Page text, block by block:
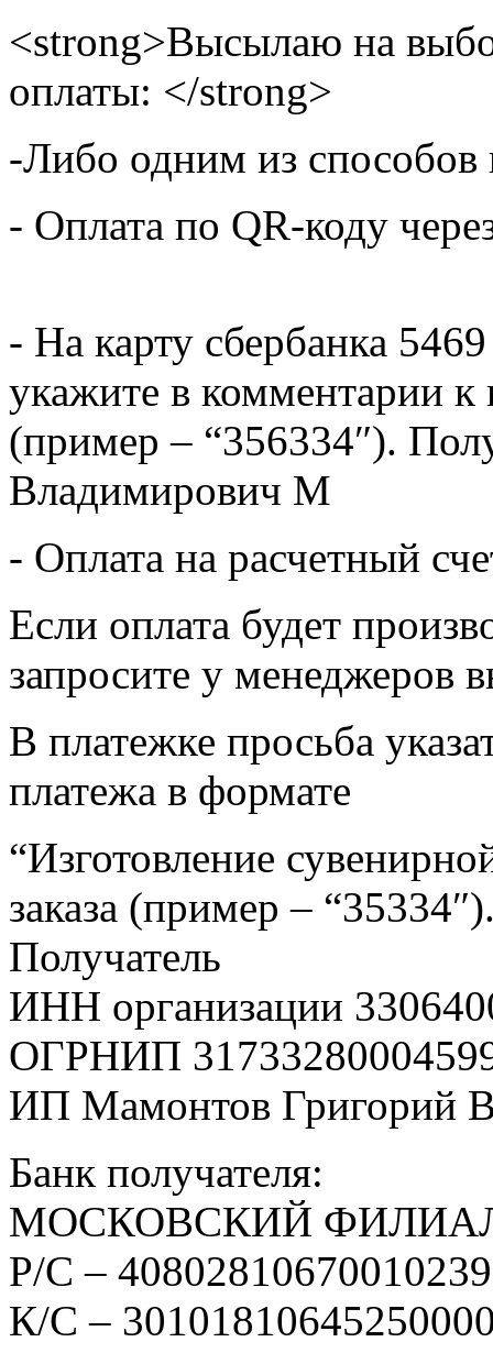
<strong>Высылаю на
оплаты: </strong>
-Либо одним из
- Оплата по QR-коду
- На карту сбербанка
укажите в комментарии к
(пример – “356334″).
Владимирович М
- Оплата на расчетный
Если оплата будет
запросите у менеджеров
В платежке просьба
платежа в формате
“Изготовление
заказа (пример –
Получатель
ИНН организации
ОГРНИП
ИП Мамонтов Григорий
Банк получателя:
МОСКОВСКИЙ
Р/С –
К/С –